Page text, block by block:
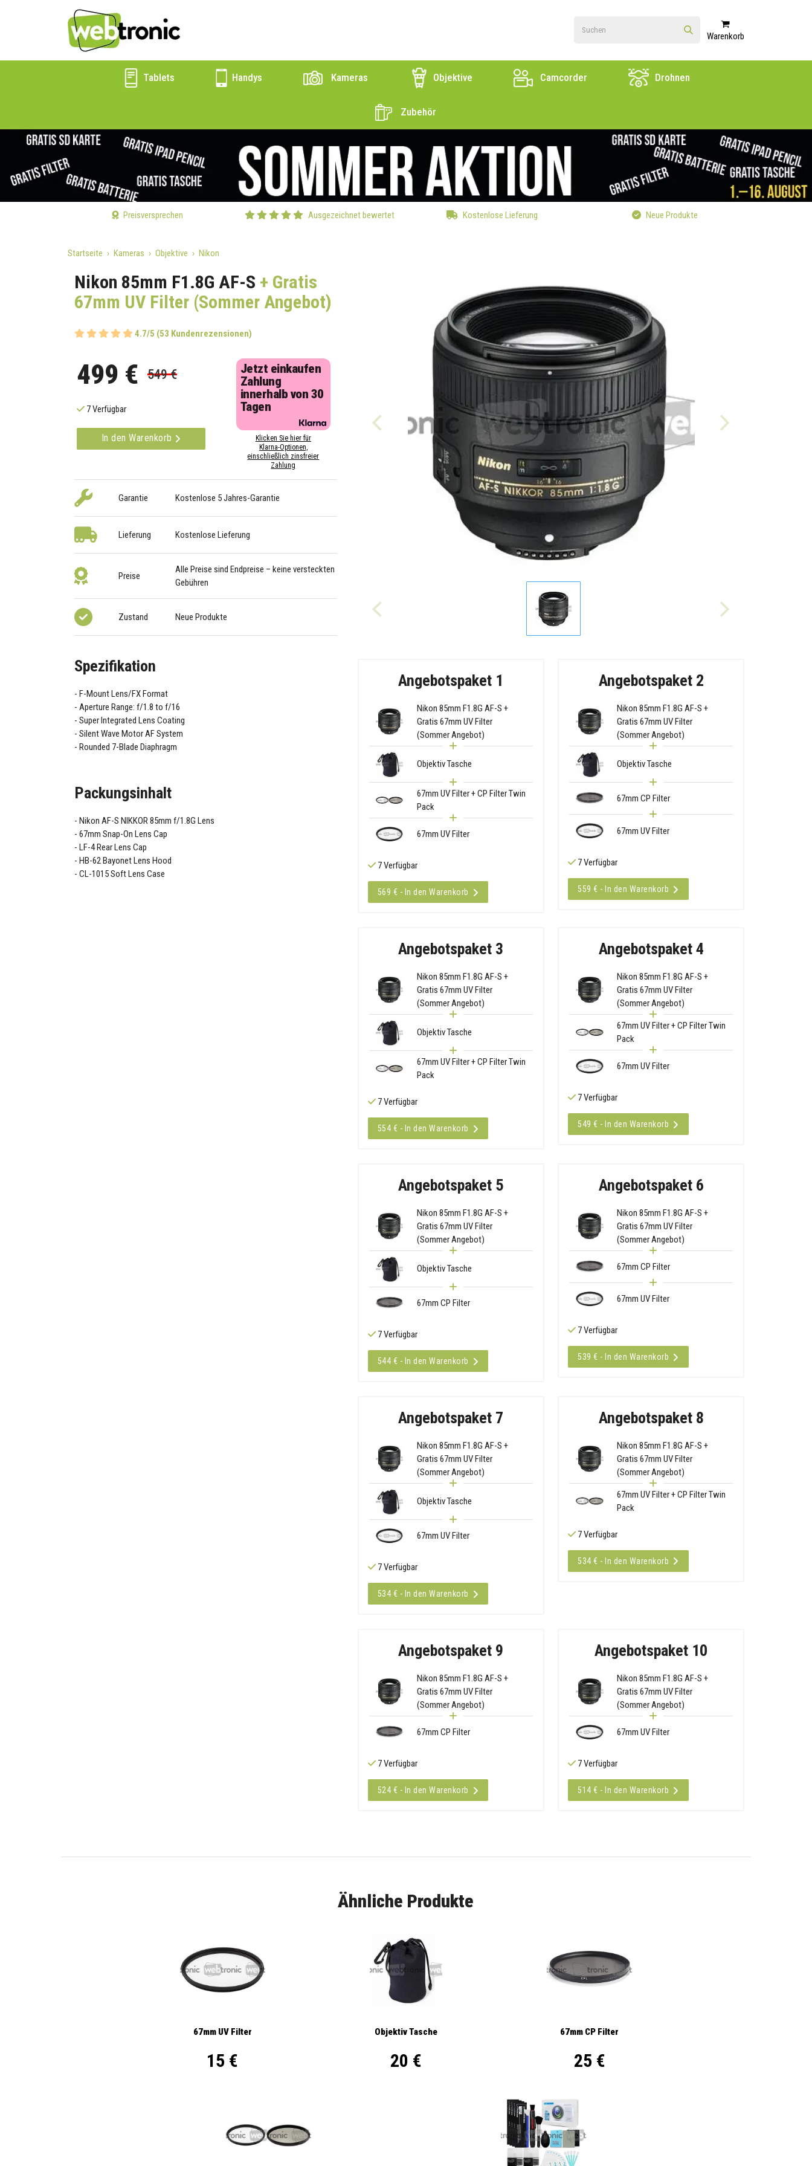
Warenkorb
Tablets Handys Kameras Objektive Camcorder Drohnen
Zubehör
Preisversprechen Ausgezeichnet bewertet Kostenlose Lieferung Neue Produkte
Startseite Kameras Objektive Nikon
Nikon 85mm F1.8G AF-S + Gratis
67mm UV Filter (Sommer Angebot)
4.7/5 (53 Kundenrezensionen)
499 € 549 €
7 Verfügbar
In den Warenkorb
Jetzt einkaufen
Zahlung
innerhalb von 30
Tagen
Klicken Sie hier für
Klarna-Optionen,
einschließlich zinsfreier
Zahlung
Garantie Kostenlose 5 Jahres-Garantie
Lieferung Kostenlose Lieferung
Preise
Alle Preise sind Endpreise – keine versteckten
Gebühren
Zustand Neue Produkte
Angebotspaket 1
Nikon 85mm F1.8G AF-S +
Gratis 67mm UV Filter
(Sommer Angebot)
Objektiv Tasche
67mm UV Filter + CP Filter Twin
Pack
67mm UV Filter
7 Verfügbar
569 € - In den Warenkorb
Angebotspaket 2
Nikon 85mm F1.8G AF-S +
Gratis 67mm UV Filter
(Sommer Angebot)
Objektiv Tasche
67mm CP Filter
67mm UV Filter
7 Verfügbar
559 € - In den Warenkorb
Angebotspaket 3
Nikon 85mm F1.8G AF-S +
Gratis 67mm UV Filter
(Sommer Angebot)
Objektiv Tasche
67mm UV Filter + CP Filter Twin
Pack
7 Verfügbar
554 € - In den Warenkorb
Angebotspaket 4
Nikon 85mm F1.8G AF-S +
Gratis 67mm UV Filter
(Sommer Angebot)
67mm UV Filter + CP Filter Twin
Pack
67mm UV Filter
7 Verfügbar
549 € - In den Warenkorb
Angebotspaket 5
Nikon 85mm F1.8G AF-S +
Gratis 67mm UV Filter
(Sommer Angebot)
Objektiv Tasche
67mm CP Filter
7 Verfügbar
544 € - In den Warenkorb
Angebotspaket 6
Nikon 85mm F1.8G AF-S +
Gratis 67mm UV Filter
(Sommer Angebot)
67mm CP Filter
67mm UV Filter
7 Verfügbar
539 € - In den Warenkorb
Angebotspaket 7
Nikon 85mm F1.8G AF-S +
Gratis 67mm UV Filter
(Sommer Angebot)
Objektiv Tasche
67mm UV Filter
7 Verfügbar
534 € - In den Warenkorb
Angebotspaket 8
Nikon 85mm F1.8G AF-S +
Gratis 67mm UV Filter
(Sommer Angebot)
67mm UV Filter + CP Filter Twin
Pack
7 Verfügbar
534 € - In den Warenkorb
Angebotspaket 9
Nikon 85mm F1.8G AF-S +
Gratis 67mm UV Filter
(Sommer Angebot)
67mm CP Filter
7 Verfügbar
524 € - In den Warenkorb
Angebotspaket 10
Nikon 85mm F1.8G AF-S +
Gratis 67mm UV Filter
(Sommer Angebot)
67mm UV Filter
7 Verfügbar
514 € - In den Warenkorb
Spezifikation
F-Mount Lens/FX Format
Aperture Range: f/1.8 to f/16
Super Integrated Lens Coating
Silent Wave Motor AF System
Rounded 7-Blade Diaphragm
Packungsinhalt
Nikon AF-S NIKKOR 85mm f/1.8G Lens
67mm Snap-On Lens Cap
LF-4 Rear Lens Cap
HB-62 Bayonet Lens Hood
CL-1015 Soft Lens Case
Ähnliche Produkte
67mm UV Filter
15 €
Objektiv Tasche
20 €
67mm CP Filter
25 €